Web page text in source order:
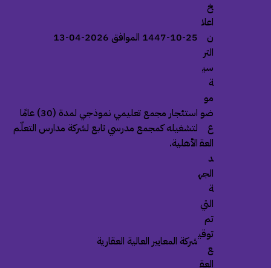
اعلا
1447-10-25 الموافق 2026-04-13
ضو
العق
استئجار مجمع تعليمي نموذجي لمدة (30) عامًا
لتشغيله كمجمع مدرسي تابع لشركة مدارس التعلّم
الأهلية.
الجه
التي
توقي
العق
شركة المعايير العالية العقارية